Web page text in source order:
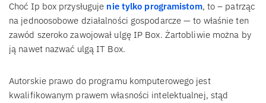
Choć Ip box przysługuje nie tylko programistom, to – patrząc
na jednoosobowe działalności gospodarcze — to właśnie ten
zawód szeroko zawojował ulgę IP Box. Żartobliwie można by
ją nawet nazwać ulgą IT Box.
Autorskie prawo do programu komputerowego jest
kwalifikowanym prawem własności intelektualnej, stąd